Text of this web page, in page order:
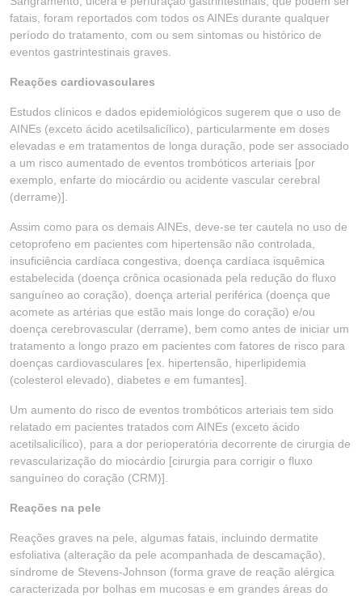
fatais, foram reportados com todos os AINEs durante qualquer
período do tratamento, com ou sem sintomas ou histórico de
eventos gastrintestinais graves.
Reações cardiovasculares
Estudos clínicos e dados epidemiológicos sugerem que o uso de
AINEs (exceto ácido acetilsalicílico), particularmente em doses
elevadas e em tratamentos de longa duração, pode ser associado
a um risco aumentado de eventos trombóticos arteriais [por
exemplo, enfarte do miocárdio ou acidente vascular cerebral
(derrame)].
Assim como para os demais AINEs, deve-se ter cautela no uso de
cetoprofeno em pacientes com hipertensão não controlada,
insuficiência cardíaca congestiva, doença cardíaca isquêmica
estabelecida (doença crônica ocasionada pela redução do fluxo
sanguíneo ao coração), doença arterial periférica (doença que
acomete as artérias que estão mais longe do coração) e/ou
doença cerebrovascular (derrame), bem como antes de iniciar um
tratamento a longo prazo em pacientes com fatores de risco para
doenças cardiovasculares [ex. hipertensão, hiperlipidemia
(colesterol elevado), diabetes e em fumantes].
Um aumento do risco de eventos trombóticos arteriais tem sido
relatado em pacientes tratados com AINEs (exceto ácido
acetilsalicílico), para a dor perioperatória decorrente de cirurgia de
revascularização do miocárdio [cirurgia para corrigir o fluxo
sanguíneo do coração (CRM)].
Reações na pele
Reações graves na pele, algumas fatais, incluindo dermatite
esfoliativa (alteração da pele acompanhada de descamação),
síndrome de Stevens-Johnson (forma grave de reação alérgica
caracterizada por bolhas em mucosas e em grandes áreas do